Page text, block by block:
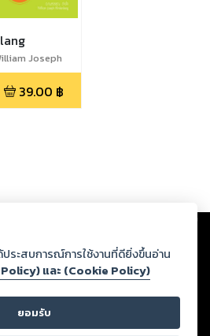
Joseph
39.00 ฿
านเว็บไซต์และปรากฏว่าละเมิดสิทธิใน
รือขัดต่อกฎหมายและศีลธรรม ดังนั้น ผู้อ่าน
กลั่นกรองด้วยตนเอง และหากท่านพบว่าส่วน
รม กรุณาแจ้งมายังบริษัท เพื่อทีมงานจะได้
รี่ล็อกขอสงวนลิขสิทธิ์ตามพระราชบัญญัติ
ประสบการณ์การใช้งานที่ดียิ่งขึ้นอ่าน
และ (Cookie Policy)
ยอมรับ